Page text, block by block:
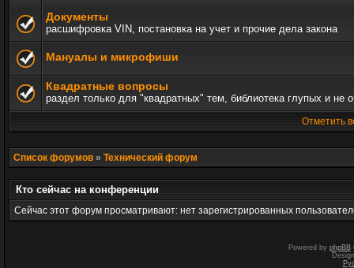
Документы
расшифровка VIN, постановка на учет и прочие дела закона
Мануалы и микрофиши
Квадратные вопросы
раздел только для "квадратных" тем, библиотека глупых и не
Отметить
Список форумов » Технический форум
Кто сейчас на конференции
Сейчас этот форум просматривают: нет зарегистрированных
Powered by phpBB